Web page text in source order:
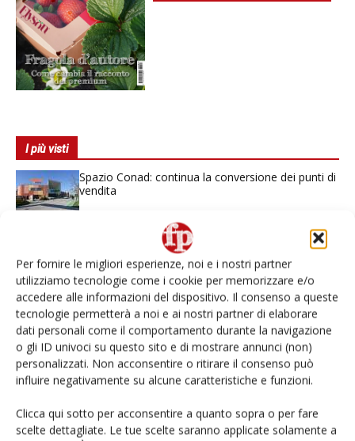
Per fornire le migliori esperienze, noi e i nostri partner
utilizziamo tecnologie come i cookie per memorizzare e/o
accedere alle informazioni del dispositivo. Il consenso a queste
tecnologie permetterà a noi e ai nostri partner di elaborare
dati personali come il comportamento durante la navigazione
o gli ID univoci su questo sito e di mostrare annunci (non)
personalizzati. Non acconsentire o ritirare il consenso può
influire negativamente su alcune caratteristiche e funzioni.
Clicca qui sotto per acconsentire a quanto sopra o per fare
scelte dettagliate. Le tue scelte saranno applicate solamente a
I più visti
Spazio Conad: continua la conversione dei punti di
vendita
L’ortofrutta di Extra Supermercati tra localismo e
Ai #Repartofresh
Non è una susina: è Metis… e può rivoluzionare la
categoria
Fichidindia, tutto quello che serve per la raccolta
fai da te
Andamento prezzi ortofrutta in Italia al 27 luglio
2026